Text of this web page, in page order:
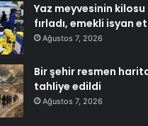
Yaz meyvesinin
fırladı, emekli isyan
Ağustos 7, 2026
Bir şehir resmen
tahliye edildi
Ağustos 7, 2026